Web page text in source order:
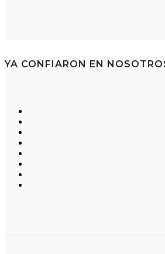
YA CONFIARON EN